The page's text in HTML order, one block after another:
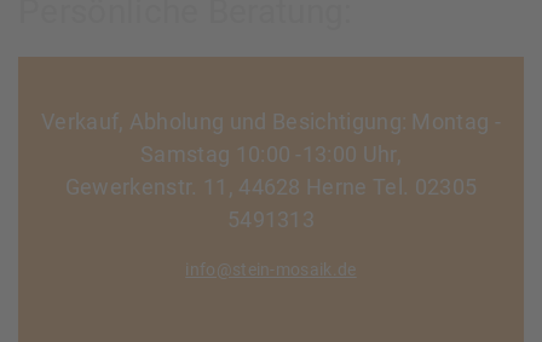
Verkauf, Abholung und Besichtigung: Montag -
Samstag 10:00 -13:00 Uhr,
Gewerkenstr. 11, 44628 Herne Tel. 02305
5491313
info@stein-mosaik.de